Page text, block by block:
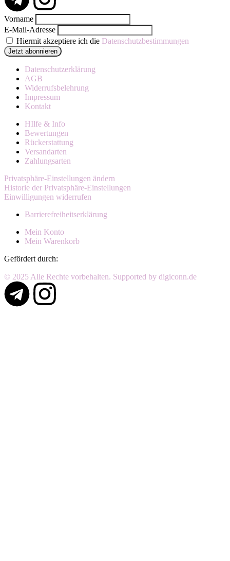
Vorname
E-Mail-Adresse
Hiermit akzeptiere ich die Datenschutzbestimmungen
Datenschutzerklärung
AGB
Widerrufsbelehrung
Impressum
Kontakt
HIlfe & Info
Bewertungen
Rückerstattung
Versandarten
Zahlungsarten
Privatsphäre-Einstellungen ändern
Historie der Privatsphäre-Einstellungen
Einwilligungen widerrufen
Barrierefreiheitserklärung
Mein Konto
Mein Warenkorb
Gefördert durch:
© 2025 Alle Rechte vorbehalten. Supported by digiconn.de